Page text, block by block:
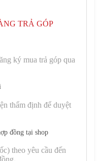
TRẢ GÓP
ký mua trả góp qua
thẩm định để duyệt
đồng tại shop
theo yêu cầu đến